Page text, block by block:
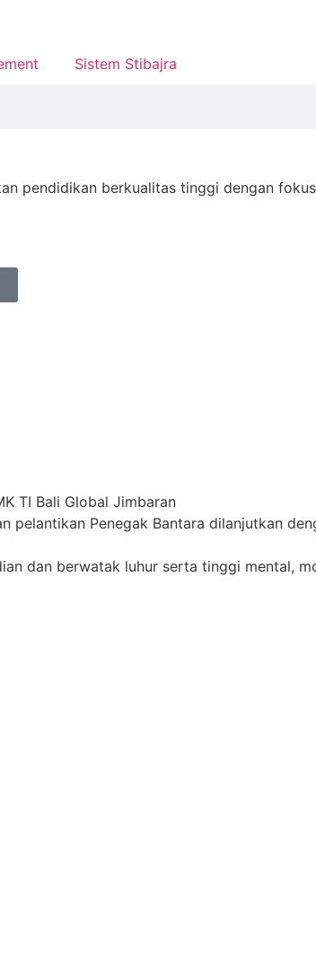
Sistem Stibajra
pendidikan berkualitas tinggi dengan
pelantikan Penegak Bantara dilanjutkan
dan berwatak luhur serta tinggi mental,